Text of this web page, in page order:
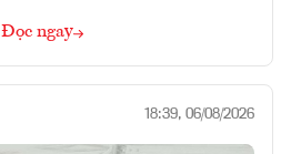
Đọc ngay
18:39, 06/08/2026